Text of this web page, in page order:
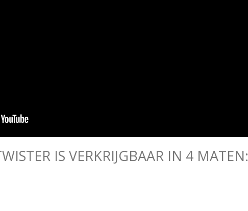
IS VERKRIJGBAAR IN 4 MATEN: